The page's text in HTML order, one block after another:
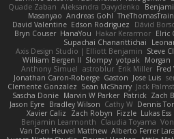
Quade Zaban Aleksandra Davydenko
Masanyao Andreas Gohl
David Valentine Edson Rodriguez Dávid
Bryn Couser HanaYou Hakar Kerarmor Elric
Supachai Chanarittichai
Axis Design Studio | Elliott Benjamin Steve
William Bergen II Slompy yotpak Morgan
Anthony Simuel astroblur Erik Miller
Jonathan Caron-Roberge Gaston Jose Luis
Clemente Gonzalez Sean McSharry Jack
Sascha Donie Marvin W Parker Patrick Zach
Jason Eyre Bradley Wilson Cathy W Dennis
Xavier Caliz
Zach Robyn Fizzle Lukas Ess
Benjamin Learmonth Claudia Toyama
Van Den Heuvel Matthew Alberto Ferrer Lara